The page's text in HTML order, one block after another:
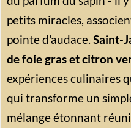
petits miracles,
pointe d'audace. Saint-
de foie gras et citron
expériences culinaires
qui transforme un
mélange étonnant